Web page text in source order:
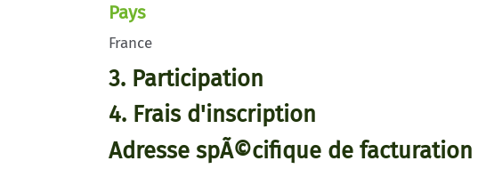
Pays
France
3. Participation
4. Frais d'inscription
Adresse spÃ©cifique de facturation